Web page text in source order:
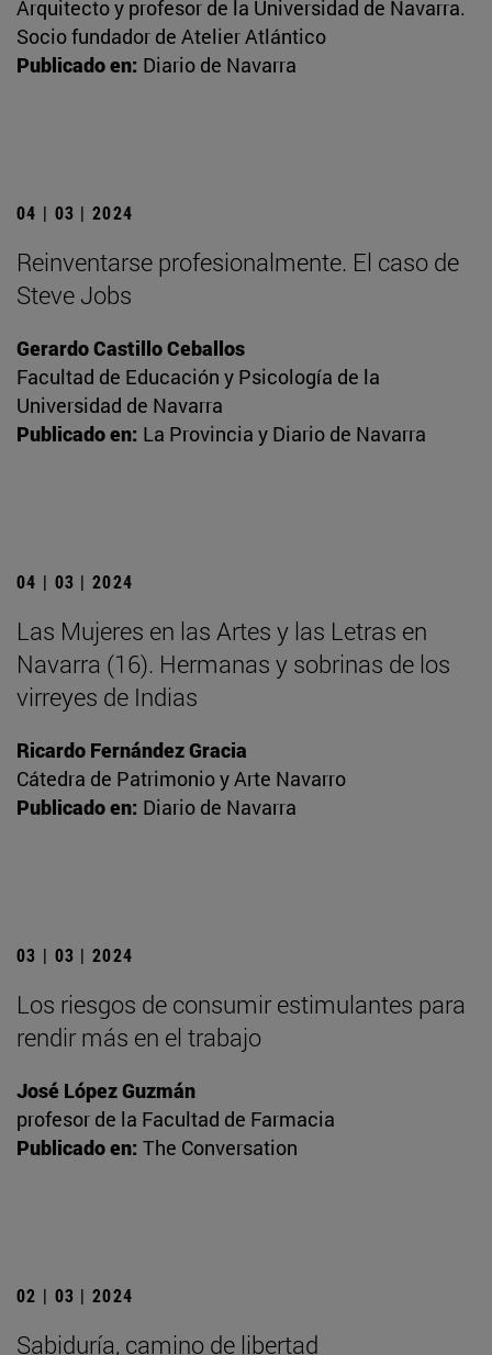
Arquitecto y profesor de la Universidad de Navarra.
Socio fundador de Atelier Atlántico
Publicado en: Diario de Navarra
04 | 03 | 2024
Reinventarse profesionalmente. El caso de
Steve Jobs
Gerardo Castillo Ceballos
Facultad de Educación y Psicología de la
Universidad de Navarra
Publicado en: La Provincia y Diario de Navarra
04 | 03 | 2024
Las Mujeres en las Artes y las Letras en
Navarra (16). Hermanas y sobrinas de los
virreyes de Indias
Ricardo Fernández Gracia
Cátedra de Patrimonio y Arte Navarro
Publicado en: Diario de Navarra
03 | 03 | 2024
Los riesgos de consumir estimulantes para
rendir más en el trabajo
José López Guzmán
profesor de la Facultad de Farmacia
Publicado en: The Conversation
02 | 03 | 2024
Sabiduría, camino de libertad